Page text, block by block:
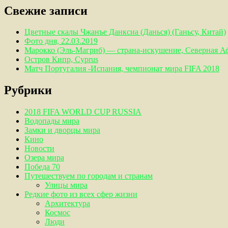
Свежие записи
Цветные скалы Чжанъе Данксиа (Данься) (Ганьсу, Китай)
Фото дня, 22.03.2019
Марокко (Эль-Магриб) — страна-искушение, Северная
Остров Кипр, Cyprus
Матч Португалия -Испания, чемпионат мира FIFA 2018
Рубрики
2018 FIFA WORLD CUP RUSSIA
Водопады мира
Замки и дворцы мира
Кино
Новости
Озера мира
Победа 70
Путешествуем по городам и странам
Улицы мира
Редкие фото из всех сфер жизни
Архитектура
Космос
Люди